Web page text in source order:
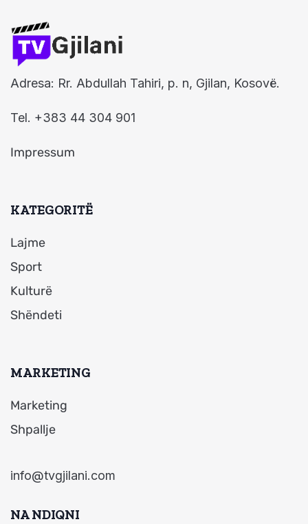
Adresa: Rr. Abdullah Tahiri, p. n, Gjilan, Kosovë.
Tel. +383 44 304 901
Impressum
KATEGORITË
Lajme
Sport
Kulturë
Shëndeti
MARKETING
Marketing
Shpallje
info@tvgjilani.com
NA NDIQNI